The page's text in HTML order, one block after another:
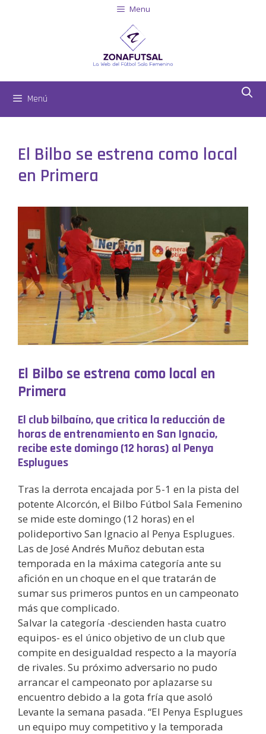
Menu
Menú
El Bilbo se estrena como local
en Primera
El Bilbo se estrena como local en
Primera
El club bilbaíno, que critica la reducción de
horas de entrenamiento en San Ignacio,
recibe este domingo (12 horas) al Penya
Esplugues
Tras la derrota encajada por 5-1 en la pista del
potente Alcorcón, el Bilbo Fútbol Sala Femenino
se mide este domingo (12 horas) en el
polideportivo San Ignacio al Penya Esplugues.
Las de José Andrés Muñoz debutan esta
temporada en la máxima categoría ante su
afición en un choque en el que tratarán de
sumar sus primeros puntos en un campeonato
más que complicado.
Salvar la categoría -descienden hasta cuatro
equipos- es el único objetivo de un club que
compite en desigualdad respecto a la mayoría
de rivales. Su próximo adversario no pudo
arrancar el campeonato por aplazarse su
encuentro debido a la gota fría que asoló
Levante la semana pasada. “El Penya Esplugues
un equipo muy competitivo y la temporada